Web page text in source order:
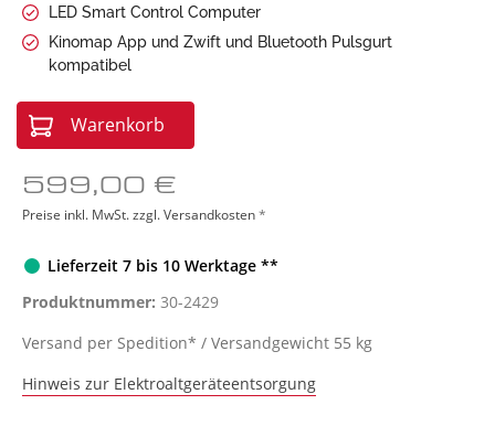
LED Smart Control Computer
Kinomap App und Zwift und Bluetooth Pulsgurt
kompatibel
Warenkorb
599,00 €
Preise inkl. MwSt. zzgl. Versandkosten*
Lieferzeit 7 bis 10 Werktage **
Produktnummer: 30-2429
Versand per Spedition* / Versandgewicht 55 kg
Hinweis zur Elektroaltgeräteentsorgung